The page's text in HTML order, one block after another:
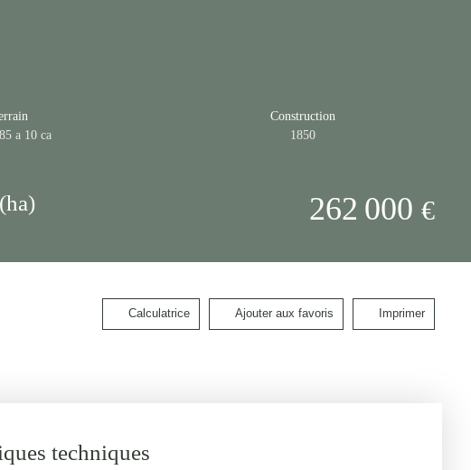
a 10 ca
Construction
1850
262 000 €
Calculatrice Ajouter aux favoris Imprimer
techniques